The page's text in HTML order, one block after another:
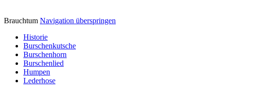
Brauchtum Navigation überspringen
Historie
Burschenkutsche
Burschenhorn
Burschenlied
Humpen
Lederhose